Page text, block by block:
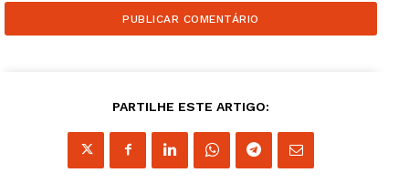
PARTILHE ESTE ARTIGO: